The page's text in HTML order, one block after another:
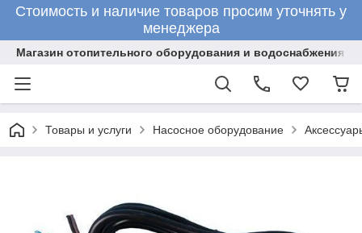
Стоимость и наличие товаров просим уточнять у
менеджера
Магазин отопительного оборудования и водоснабжения
Товары и услуги Насосное оборудование